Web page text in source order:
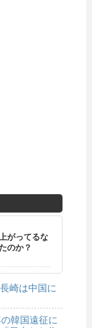
がってるな
のか？
崎は中国に
韓国遠征に